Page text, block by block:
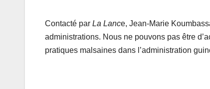
Contacté par La Lance, Jean-Marie
administrations. Nous ne pouvons pas être
pratiques malsaines dans l’administration